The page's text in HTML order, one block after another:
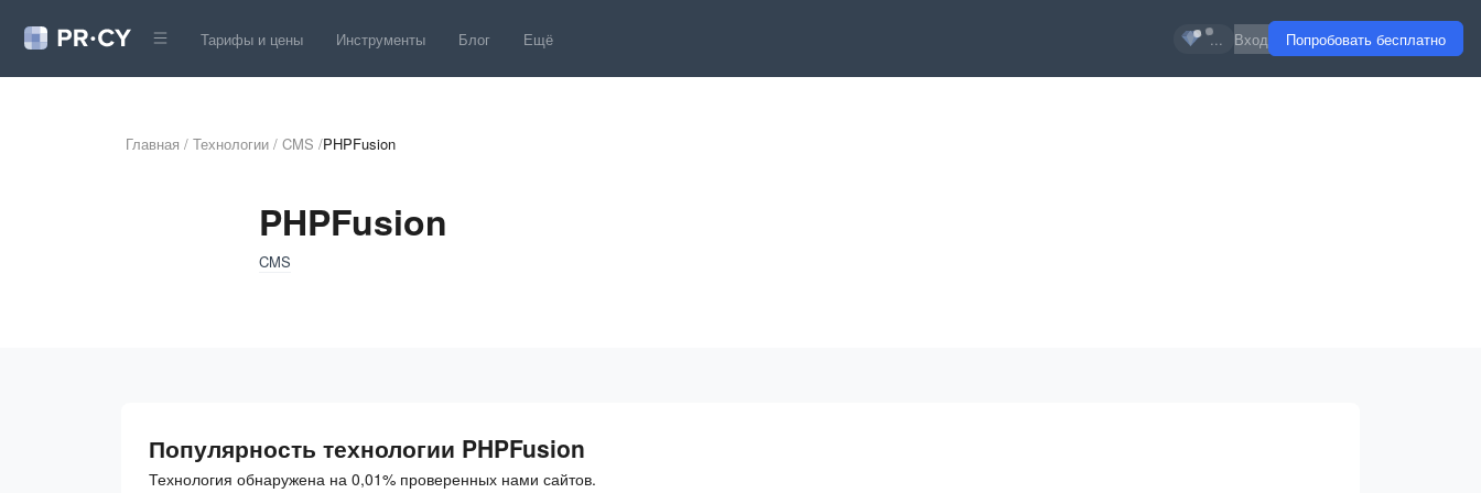
Тарифы и цены Инструменты Блог Ещё ... Вход Попробовать бесплатно
Главная / Технологии / CMS /PHPFusion
PHPFusion
CMS
Популярность технологии PHPFusion
Технология обнаружена на 0,01% проверенных нами сайтов.